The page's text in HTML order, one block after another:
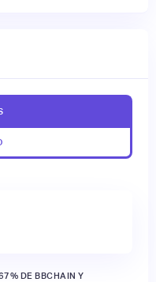
DE BBCHAIN Y